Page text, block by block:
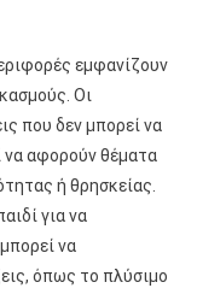
εμφανίζουν
Οι
που δεν μπορεί να
να αφορούν θέματα
ή θρησκείας.
για να
να
όπως το πλύσιμο